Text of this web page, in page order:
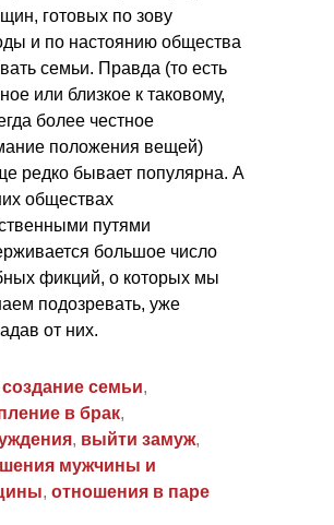
готовых по зову
и по настоянию общества
семьи. Правда (то есть
или близкое к таковому,
более честное
положения вещей)
редко бывает популярна. А
обществах
путями
большое число
фикций, о которых мы
подозревать, уже
от них.
создание семьи,
в брак,
, выйти замуж,
мужчины и
, отношения в паре